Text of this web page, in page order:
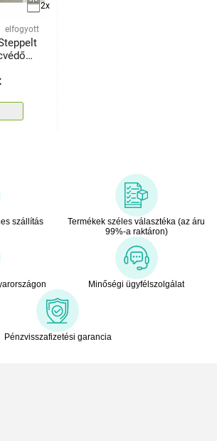
2x
elfogyott
szállítás
Termékek széles választéka (az áru
99%-a raktáron)
Minőségi ügyfélszolgálat
Pénzvisszafizetési garancia